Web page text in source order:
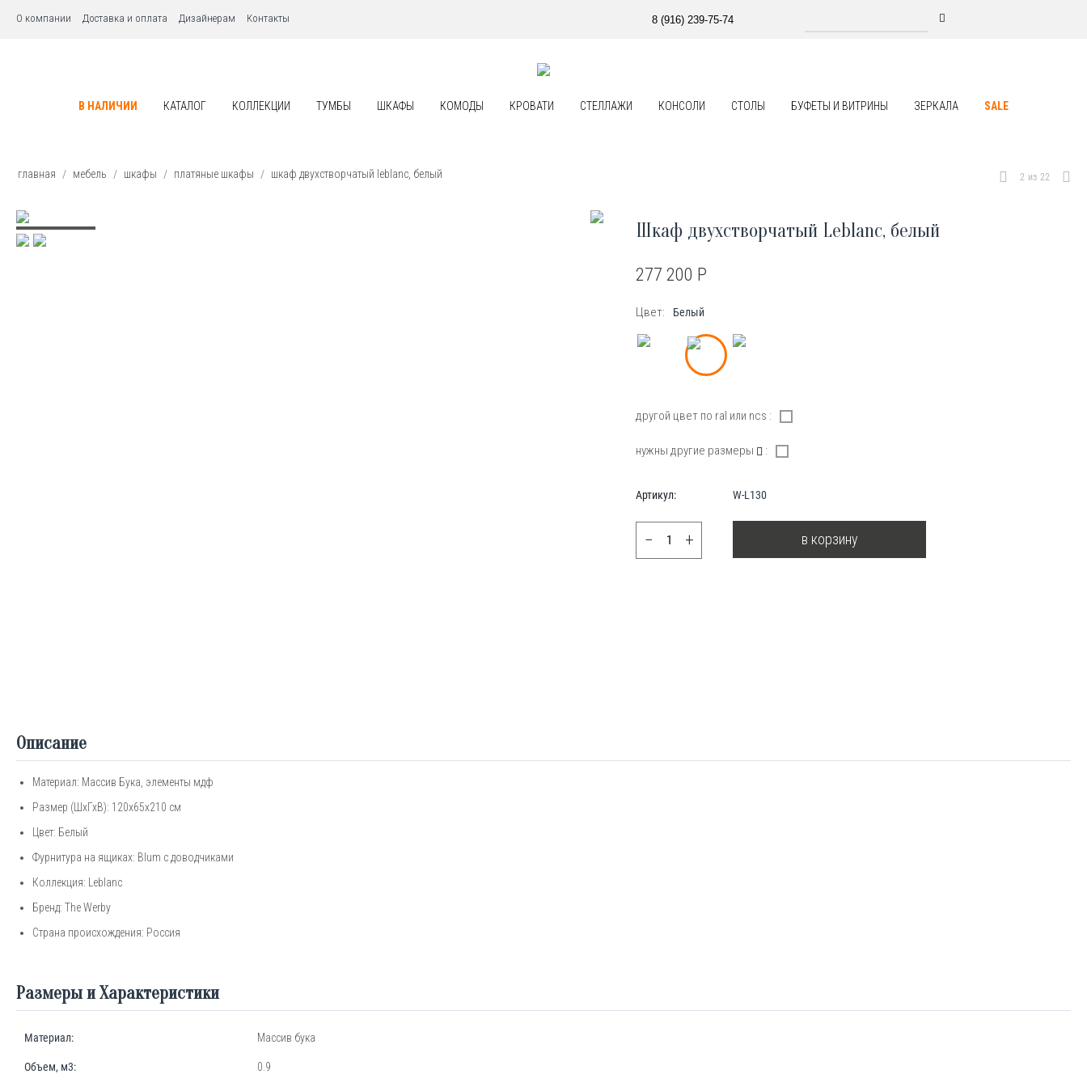
О компании Доставка и оплата Дизайнерам Контакты 8 (916) 239-75-74
В НАЛИЧИИ КАТАЛОГ КОЛЛЕКЦИИ ТУМБЫ ШКАФЫ КОМОДЫ КРОВАТИ СТЕЛЛАЖИ КОНСОЛИ СТОЛЫ БУФЕТЫ И ВИТРИНЫ ЗЕРКАЛА SALE
главная / мебель / шкафы / платяные шкафы / шкаф двухстворчатый leblanc, белый 2 из 22
Шкаф двухстворчатый Leblanc, белый
277 200 Р
Цвет: Белый
другой цвет по ral или ncs :
нужны другие размеры :
Артикул: W-L130
+
− в корзину
Описание
Материал: Массив Бука, элементы мдф
Размер (ШхГхВ): 120х65х210 см
Цвет: Белый
Фурнитура на ящиках: Blum c доводчиками
Коллекция: Leblanc
Бренд: TheWerby
Страна происхождения: Россия
Размеры и Характеристики
Материал: Массив бука
Объем, м3: 0.9